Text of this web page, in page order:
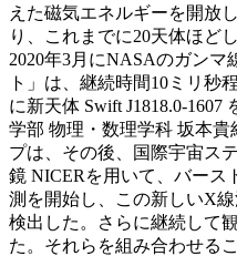
えた磁気エネルギーを開放
り、これまでに20天体ほど
2020年3月にNASAのガンマ
ト」は、継続時間10ミリ秒
に新天体 Swift J1818.0-
学部 物理・数理学科 坂本
プは、その後、国際宇宙ス
鏡 NICERを用いて、バース
測を開始し、この新しいX
検出した。さらに継続して
た。それらを組み合わせる